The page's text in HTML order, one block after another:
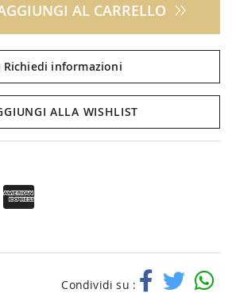
AL CARRELLO
Richiedi informazioni
ALLA WISHLIST
Condividi su :